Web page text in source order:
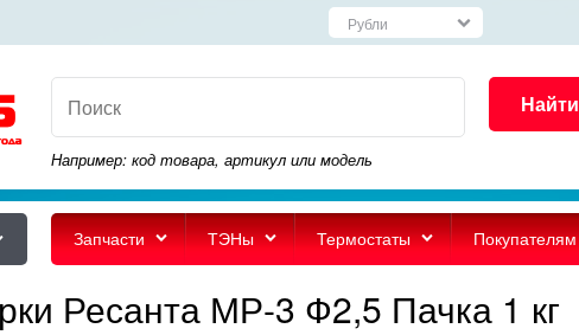
Найти
Например: код товара, артикул или модель
Запчасти ТЭНы Термостаты Покупателям
Ресанта МР-3 Ф2,5 Пачка 1 кг